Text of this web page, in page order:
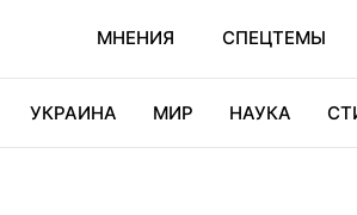
МНЕНИЯ СПЕЦТЕМЫ
УКРАИНА МИР НАУКА